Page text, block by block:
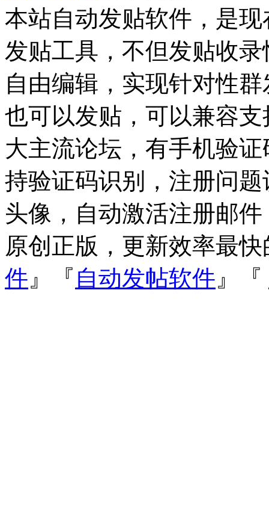
本站自动发贴软件，是
发贴工具，不但发贴收
自由编辑，实现针对性
也可以发贴，可以兼容支
大主流论坛，有手机验
持验证码识别，注册问
头像，自动激活注册邮
原创正版，更新效率最
件 』『 自动发帖软件 』『